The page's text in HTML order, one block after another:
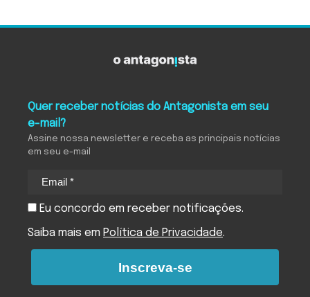
Quer receber notícias do Antagonista em seu
e-mail?
Assine nossa newsletter e receba as principais notícias
em seu e-mail
Eu concordo em receber notificações.
Saiba mais em Política de Privacidade.
Inscreva-se